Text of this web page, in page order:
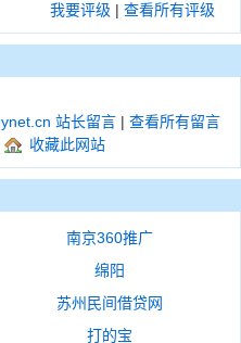
我要评级 | 查看所有评级
站长留言 | 查看所有留言
收藏此网站
南京360推广
绵阳
苏州民间借贷网
打的宝